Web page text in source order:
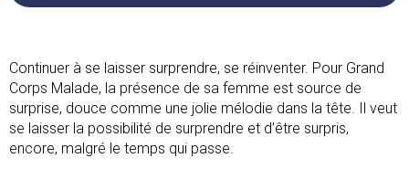
Continuer à se laisser surprendre, se réinventer. Pour Grand
Corps Malade, la présence de sa femme est source de
surprise, douce comme une jolie mélodie dans la tête. Il veut
se laisser la possibilité de surprendre et d’être surpris,
encore, malgré le temps qui passe.